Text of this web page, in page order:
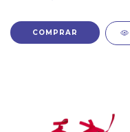
COMPRAR